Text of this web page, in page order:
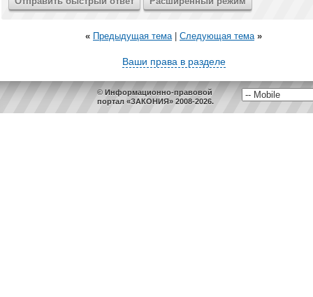
« Предыдущая тема| Следующая тема »
Ваши права в разделе
© Информационно-правовой
портал «ЗАКОНИЯ» 2008-2026.